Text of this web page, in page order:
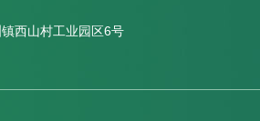
西山村工业园区6号